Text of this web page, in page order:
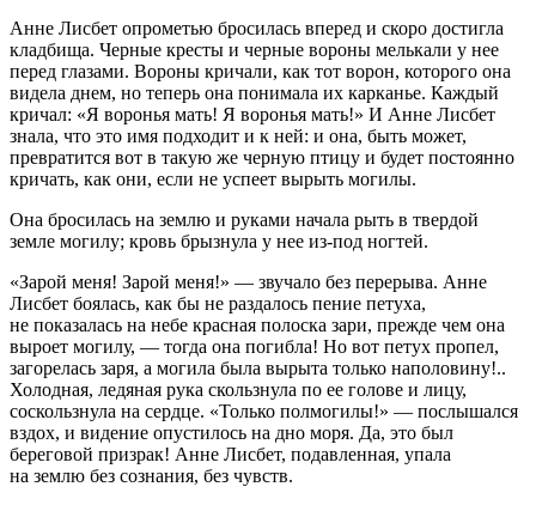
Анне Лисбет опрометью бросилась вперед и скоро достигла
кладбища. Черные кресты и черные вороны мелькали у нее
перед глазами. Вороны кричали, как тот ворон, которого она
видела днем, но теперь она понимала их карканье. Каждый
кричал: «Я воронья мать! Я воронья мать!» И Анне Лисбет
знала, что это имя подходит и к ней: и она, быть может,
превратится вот в такую же черную птицу и будет постоянно
кричать, как они, если не успеет вырыть могилы.
Она бросилась на землю и руками начала рыть в твердой
земле могилу; кровь брызнула у нее из-под ногтей.
«Зарой меня! Зарой меня!» — звучало без перерыва. Анне
Лисбет боялась, как бы не раздалось пение петуха,
не показалась на небе красная полоска зари, прежде чем она
выроет могилу, — тогда она погибла! Но вот петух пропел,
загорелась заря, а могила была вырыта только наполовину!..
Холодная, ледяная рука скользнула по ее голове и лицу,
соскользнула на сердце. «Только полмогилы!» — послышался
вздох, и видение опустилось на дно моря. Да, это был
береговой призрак! Анне Лисбет, подавленная, упала
на землю без сознания, без чувств.